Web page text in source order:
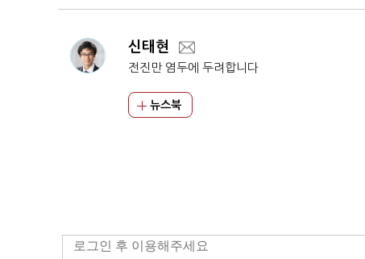
신태현
전진만 염두에 두려합니다
뉴스북